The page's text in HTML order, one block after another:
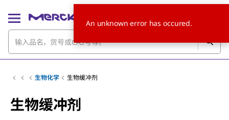
生物化学 生物缓冲剂
生物缓冲剂
An unknown error has occured.